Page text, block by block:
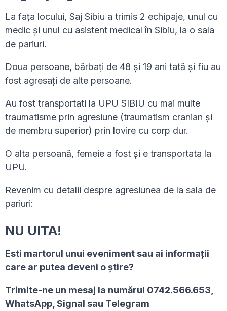
La fața locului, Saj Sibiu a trimis 2 echipaje, unul cu
medic și unul cu asistent medical în Sibiu, la o sala
de pariuri.
Doua persoane, bărbați de 48 și 19 ani tată și fiu au
fost agresați de alte persoane.
Au fost transportati la UPU SIBIU cu mai multe
traumatisme prin agresiune (traumatism cranian și
de membru superior) prin lovire cu corp dur.
O alta persoană, femeie a fost și e transportata la
UPU.
Revenim cu detalii despre agresiunea de la sala de
pariuri:
NU UITA!
Esti martorul unui eveniment sau ai informaţii
care ar putea deveni o ştire?
Trimite-ne un mesaj la numărul 0742.566.653,
WhatsApp, Signal sau Telegram